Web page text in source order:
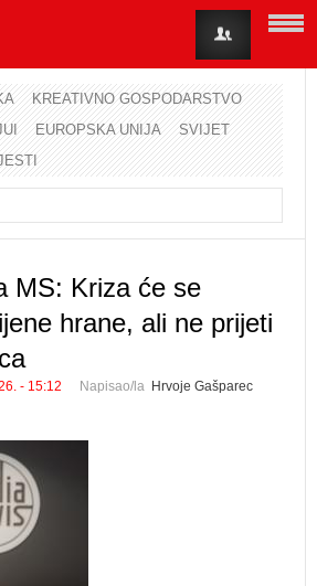
KREATIVNO GOSPODARSTVO
EUROPSKA UNIJA
SVIJET
MS: Kriza će se
hrane, ali ne prijeti
- 15:12 Napisao/la Hrvoje Gašparec
ime
ste lozinku? Zaboravili ste korisničko ime?